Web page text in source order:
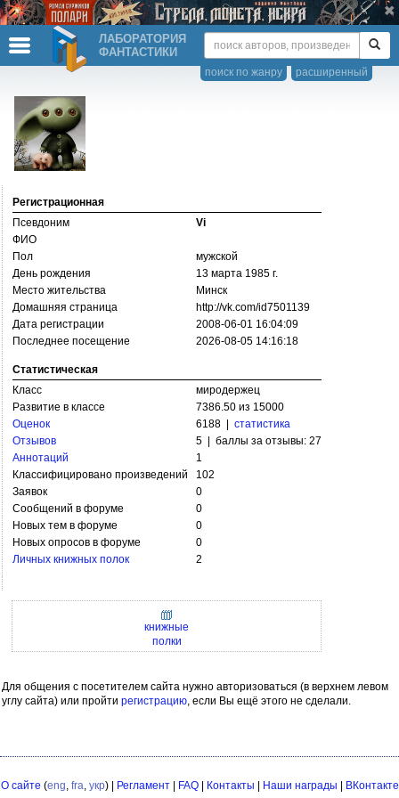
ЛАБОРАТОРИЯ
ФАНТАСТИКИ
расширенный
поиск по жанру
Регистрационная
Псевдоним
Vi
ФИО
Пол
мужской
День рождения
13 марта 1985 г.
Место жительства
Минск
Домашняя страница
http://­vk.com/­id7501139
Дата регистрации
2008-06-01 16:04:09
Последнее посещение
2026-08-05 14:16:18
Статистическая
Класс
миродержец
Развитие в классе
7386.50 из 15000
Оценок
6188 | статистика
Отзывов
5 | баллы за отзывы: 27
Аннотаций
1
Классифицировано произведений
102
Заявок
0
Сообщений в форуме
0
Новых тем в форуме
0
Новых опросов в форуме
0
Личных книжных полок
2
книжные
полки
Для общения с посетителем сайта нужно авторизоваться (в верхнем левом
углу сайта) или пройти регистрацию, если Вы ещё этого не сделали.
О сайте (eng, fra, укр) | Регламент| FAQ| Контакты Наши награды ВКонтакте